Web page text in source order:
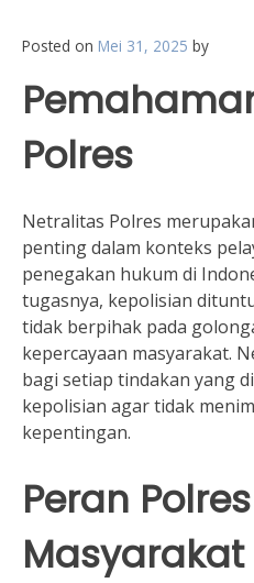
Posted on Mei 31, 2025 by
Polres
Netralitas Polres
penting dalam konteks
penegakan hukum di
tugasnya, kepolisian
tidak berpihak pada
kepercayaan masyarakat.
bagi setiap tindakan yang
kepolisian agar tidak
kepentingan.
Peran
Masyarakat